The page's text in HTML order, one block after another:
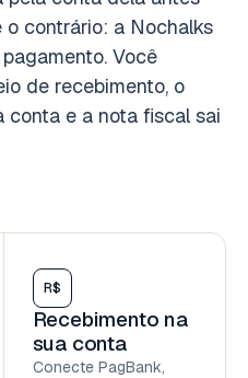
contrário: a Nochalks
Você
de recebimento, o
conta e a nota fiscal sai
R$
Recebimento na
sua conta
Conecte PagBank,